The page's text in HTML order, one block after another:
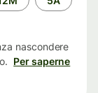
nascondere
Per saperne